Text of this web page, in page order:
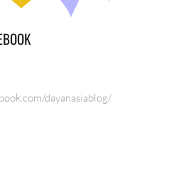
dayanasiablog/